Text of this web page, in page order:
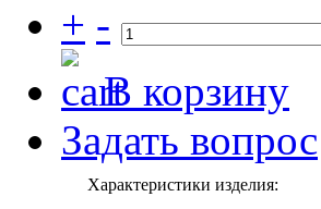
+ -
В корзину
Задать вопрос
Характеристики изделия: